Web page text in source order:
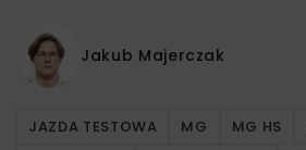
Jakub Majerczak
JAZDA TESTOWA MG MG HS